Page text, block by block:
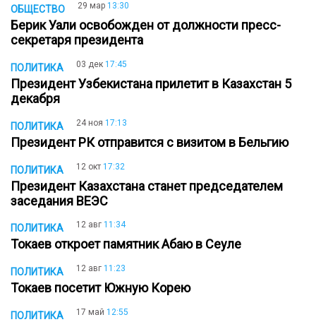
ОБЩЕСТВО 29 мар 13:30
Берик Уали освобожден от должности пресс-
секретаря президента
ПОЛИТИКА 03 дек 17:45
Президент Узбекистана прилетит в Казахстан 5
декабря
ПОЛИТИКА 24 ноя 17:13
Президент РК отправится с визитом в Бельгию
ПОЛИТИКА 12 окт 17:32
Президент Казахстана станет председателем
заседания ВЕЭС
ПОЛИТИКА 12 авг 11:34
Токаев откроет памятник Абаю в Сеуле
ПОЛИТИКА 12 авг 11:23
Токаев посетит Южную Корею
ПОЛИТИКА 17 май 12:55